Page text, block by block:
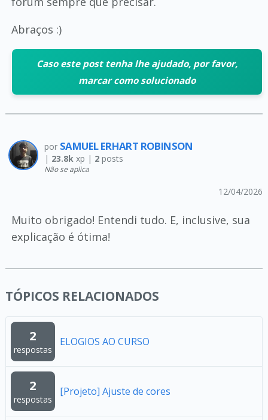
Abraços :)
Caso este post tenha lhe ajudado, por favor,
marcar como solucionado
por SAMUEL ERHART ROBINSON
| 23.8k xp | 2posts
Não se aplica
12/04/2026
Muito obrigado! Entendi tudo. E, inclusive, sua
explicação é ótima!
TÓPICOS RELACIONADOS
2
respostas
ELOGIOS AO CURSO
2
respostas
[Projeto] Ajuste de cores